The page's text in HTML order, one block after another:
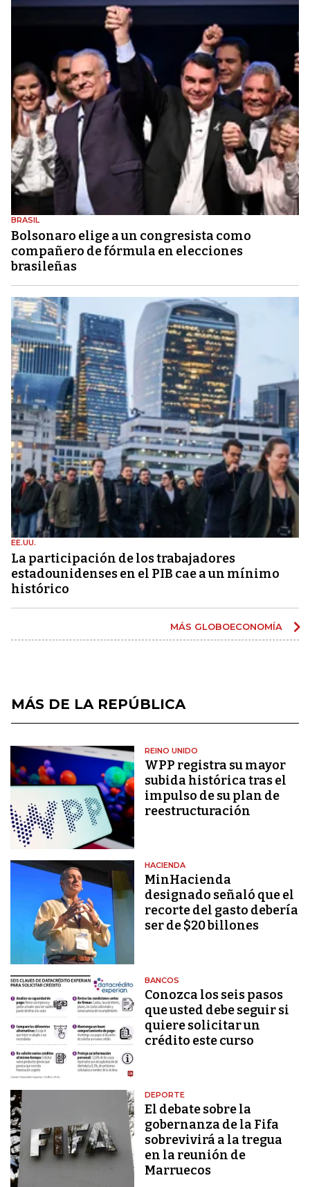
BRASIL
Bolsonaro elige a un congresista como
compañero de fórmula en elecciones
brasileñas
EE.UU.
La participación de los trabajadores
estadounidenses en el PIB cae a un mínimo
histórico
MÁS GLOBOECONOMÍA
MÁS DE LA REPÚBLICA
REINO UNIDO
WPP registra su mayor
subida histórica tras el
impulso de su plan de
reestructuración
HACIENDA
MinHacienda
designado señaló que el
recorte del gasto debería
ser de $20 billones
BANCOS
Conozca los seis pasos
que usted debe seguir si
quiere solicitar un
crédito este curso
DEPORTE
El debate sobre la
gobernanza de la Fifa
sobrevivirá a la tregua
en la reunión de
Marruecos